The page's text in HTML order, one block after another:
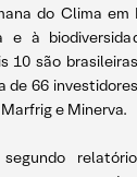
do Clima em
e à
10 são
66
e Minerva.